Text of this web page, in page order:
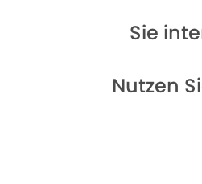
Sie
Nutzen